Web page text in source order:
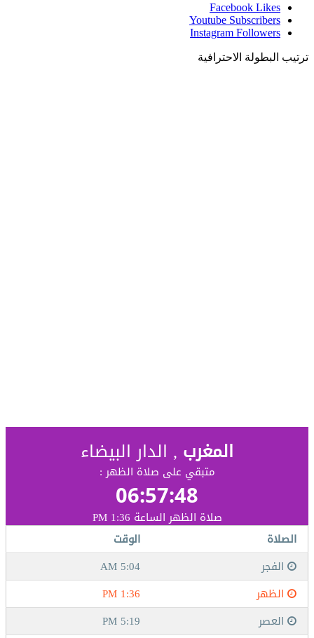
Facebook Likes
Youtube Subscribers
Instagram Followers
ترتيب البطولة الاحترافية